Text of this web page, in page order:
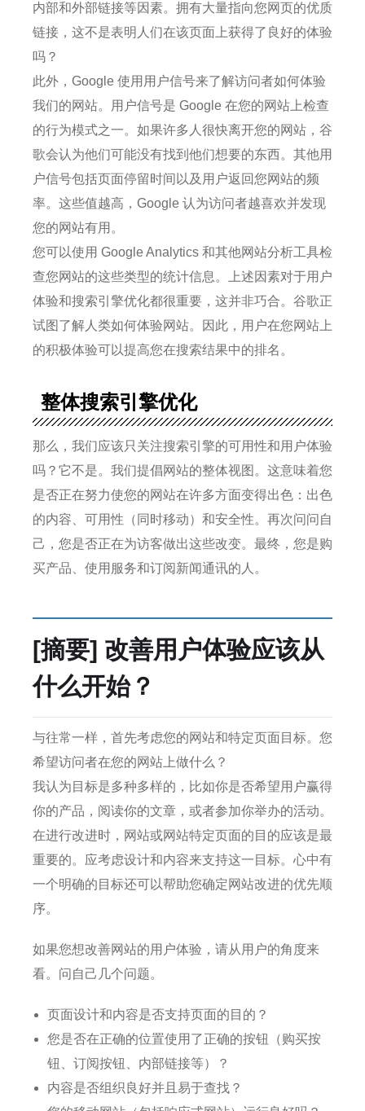
内部和外部链接等因素。 拥有大量指向您网页的优质
链接，这不是表明人们在该页面上获得了良好的体验
吗？
此外，Google 使用用户信号来了解访问者如何体验
我们的网站。
用户信号是 Google 在您的网站上检查
的行为模式之一。 如果许多人很快离开您的网站，谷
歌会认为他们可能没有找到他们想要的东西。 其他用
户信号包括页面停留时间以及用户返回您网站的频
率。 这些值越高，Google 认为访问者越喜欢并发现
您的网站有用。
您可以使用 Google Analytics 和其他网站分析工具检
查您网站的这些类型的统计信息。
上述因素对于用户
体验和搜索引擎优化都很重要，这并非巧合。 谷歌正
试图了解人类如何体验网站。
因此，用户在您网站上
的积极体验可以提高您在搜索结果中的排名。
整体搜索引擎优化
那么，我们应该只关注搜索引擎的可用性和用户体验
吗？ 它不是。 我们提倡网站的整体视图。 这意味着您
是否正在努力使您的网站在许多方面变得出色：出色
的内容、可用性（同时移动）和安全性。 再次问问自
己，您是否正在为访客做出这些改变。 最终，您是购
买产品、使用服务和订阅新闻通讯的人。
[摘要] 改善用户体验应该从
什么开始？
与往常一样，首先考虑您的网站和特定页面目标。 您
希望访问者在您的网站上做什么？
我认为目标是多种多样的，比如你是否希望用户赢得
你的产品，阅读你的文章，或者参加你举办的活动。
在进行改进时，网站或网站特定页面的目的应该是最
重要的。 应考虑设计和内容来支持这一目标。 心中有
一个明确的目标还可以帮助您确定网站改进的优先顺
序。
如果您想改善网站的用户体验，请从用户的角度来
看。 问自己几个问题。
页面设计和内容是否支持页面的目的？
您是否在正确的位置使用了正确的按钮（购买按
钮、订阅按钮、内部链接等）？
内容是否组织良好并且易于查找？